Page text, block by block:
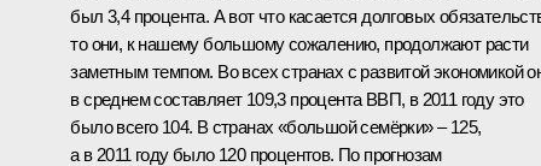
был 3,4 процента. А вот что касается долговых
то они, к нашему большому сожалению, продолжают расти
заметным темпом. Во всех странах с развитой экономикой
в среднем составляет 109,3 процента ВВП, в 2011 году это
было всего 104. В странах «большой семёрки» – 125,
а в 2011 году было 120 процентов. По прогнозам